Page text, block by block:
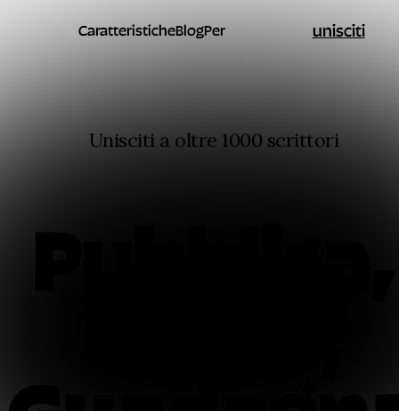
CaratteristicheBlogPer unisciti
Unisciti a oltre 1000 scrittori
Pubblica,